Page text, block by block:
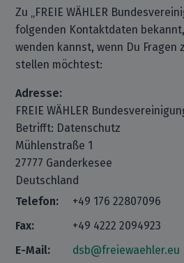
Zu „FREIE WÄHLER
folgenden Kontaktdaten
wenden kannst, wenn Du Fragen
stellen möchtest:
Adresse:
FREIE WÄHLER
Betrifft: Datenschutz
Mühlenstraße 1
27777 Ganderkesee
Deutschland
Telefon:
+49 176 22807096
Fax:
+49 4222 2094923
E-Mail:
dsb@freiewaehler.eu